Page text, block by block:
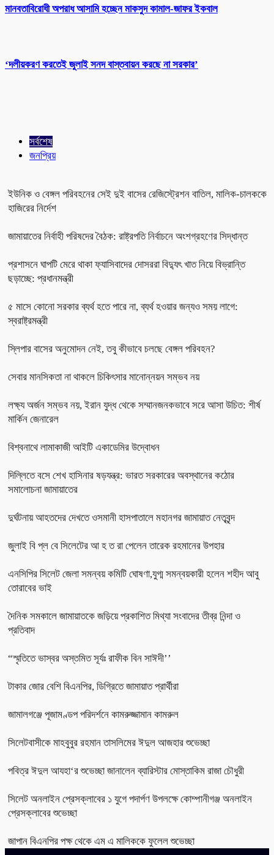
মানবতাবিরোধী অপরাধ আসামি হচ্ছেন মাকসুদ কামাল-জাফর ইকবাল
‘দলীয়করণ করতেই জুলাই সনদ বাস্তবায়ন করছে না সরকার’
সর্বশেষ
জনপ্রিয়
ইউনিক ও বেঙ্গল পরিবহনের সেই দুই বাসের রেজিস্ট্রেশন বাতিল, মালিক-চালককে
হাজিরের নির্দেশ
জামায়াতের নির্বাহী পরিষদের বৈঠক: রাষ্ট্রপতি নির্বাচনে অংশগ্রহণের সিদ্ধান্ত
প্রশাসনে ঘাপটি মেরে থাকা ফ্যাসিবাদের দোসররা বিদ্যুৎ খাত নিয়ে বিভ্রান্তি
ছড়াচ্ছে: প্রধানমন্ত্রী
৫ মাসে কোনো সরকার ব্যর্থ হতে পারে না, ব্যর্থ হওয়ার জন্যও সময় লাগে:
স্বরাষ্ট্রমন্ত্রী
স্লিপার বাসের অনুমোদন নেই, তবু কীভাবে চলছে বেঙ্গল পরিবহন?
সেবার মানসিকতা না থাকলে চিকিৎসার মানোন্নয়ন সম্ভব নয়
লক্ষ্য অর্জন সম্ভব নয়, ইরান যুদ্ধ থেকে সম্মানজনকভাবে সরে আসা উচিত: শীর্ষ
মার্কিন জেনারেল
বিশ্বনাথে লামাকাজী আইটি একাডেমির উদ্বোধন
দিল্লিতে বসে শেখ হাসিনার ষড়যন্ত্র: ভারত সরকারের অবস্থানের কঠোর
সমালোচনা জামায়াতের
দুর্ঘটনায় আহতদের দেখতে ওসমানী হাসপাতালে মহানগর জামায়াত নেতৃবৃন্দ
জুলাই বি প্ল বে সিলেটের আ হ ত রা পেলেন তারেক রহমানের উপহার
এনসিপির সিলেট জেলা সমন্বয় কমিটি ঘোষণা,যুগ্ম সমন্বয়কারী হলেন শহীদ আবু
তোরাবের ভাই
দৈনিক সমকালে জামায়াতকে জড়িয়ে প্রকাশিত মিথ্যা সংবাদের তীব্র নিন্দা ও
প্রতিবাদ
“স্মৃতিতে ভাস্বর অস্তমিত সূর্যঃ রাফীক বিন সাঈদী’’
টাকার জোর বেশি বিএনপির, ডিগ্রিতে জামায়াত প্রার্থীরা
জামালগঞ্জে পূজামণ্ডপ পরিদর্শনে কামরুজ্জামান কামরুল
সিলেটবাসীকে মাহবুবুর রহমান তাসলিমের ঈদুল আজহার শুভেচ্ছা
পবিত্র ঈদুল আযহা‘র শুভেচ্ছা জানালেন ব্যারিস্টার মোস্তাকিম রাজা চৌধুরী
সিলেট অনলাইন প্রেসক্লাবের ১ যুগে পদার্পণ উপলক্ষে কোম্পানীগঞ্জ অনলাইন
প্রেসক্লাবের শুভেচ্ছা
জাপান বিএনপির পক্ষ থেকে এম এ মালিককে ফুলেল শুভেচ্ছা